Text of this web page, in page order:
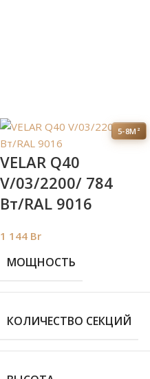
5-8М²
VELAR Q40
V/03/2200/ 784
Bт/RAL 9016
1 144 Br
МОЩНОСТЬ
КОЛИЧЕСТВО СЕКЦИЙ